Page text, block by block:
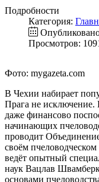
Подробности
Категория:
Просмотров:
Фото: mygazeta.com
В Чехии набирает
Прага не исключение.
даже финансово
начинающих
проводит
своём
ведёт опытный
наук Вацлав
основами